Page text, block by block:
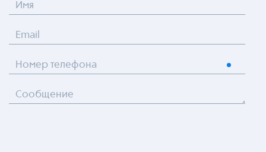
Имя
Email
Номер телефона
Сообщение